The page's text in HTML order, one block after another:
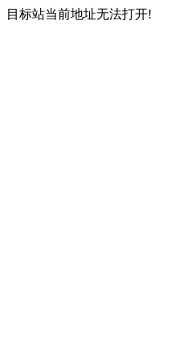
目标站当前地址无法打开!